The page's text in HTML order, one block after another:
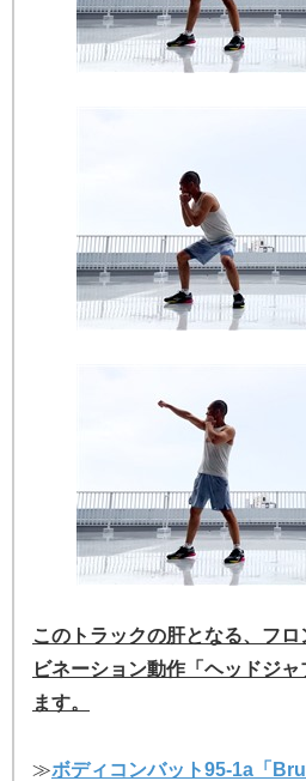
このトラックの肝となる、フ
ビネーション動作「ヘッドジ
ます。
≫ボディコンバット95-1a「